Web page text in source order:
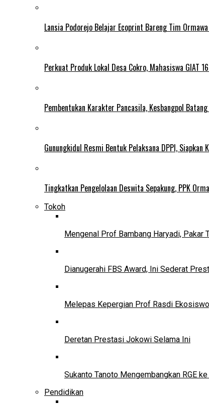
Lansia Podorejo Belajar Ecoprint Bareng Tim Ormawa
Perkuat Produk Lokal Desa Cokro, Mahasiswa GIAT
Pembentukan Karakter Pancasila, Kesbangpol
Gunungkidul Resmi Bentuk Pelaksana DPPI,
Tingkatkan Pengelolaan Deswita Sepakung, PPK
Tokoh
Mengenal Prof Bambang Haryadi, Pakar
Dianugerahi FBS Award, Ini Sederat
Melepas Kepergian Prof Rasdi
Deretan Prestasi Jokowi Selama Ini
Sukanto Tanoto Mengembangkan RGE
Pendidikan